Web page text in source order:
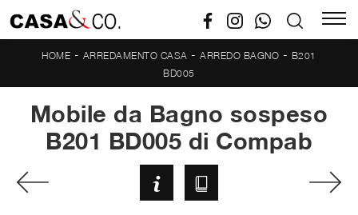
HOME - ARREDAMENTO CASA -ARREDO BAGNO - B201
BD005
Mobile da Bagno sospeso
B201 BD005 di Compab